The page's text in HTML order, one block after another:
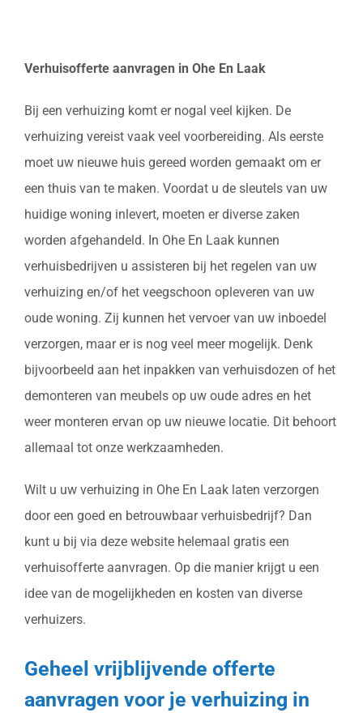
Verhuisofferte aanvragen in Ohe En Laak
Bij een verhuizing komt er nogal veel kijken. De
verhuizing vereist vaak veel voorbereiding. Als eerste
moet uw nieuwe huis gereed worden gemaakt om er
een thuis van te maken. Voordat u de sleutels van uw
huidige woning inlevert, moeten er diverse zaken
worden afgehandeld. In Ohe En Laak kunnen
verhuisbedrijven u assisteren bij het regelen van uw
verhuizing en/of het veegschoon opleveren van uw
oude woning. Zij kunnen het vervoer van uw inboedel
verzorgen, maar er is nog veel meer mogelijk. Denk
bijvoorbeeld aan het inpakken van verhuisdozen of het
demonteren van meubels op uw oude adres en het
weer monteren ervan op uw nieuwe locatie. Dit behoort
allemaal tot onze werkzaamheden.
Wilt u uw verhuizing in Ohe En Laak laten verzorgen
door een goed en betrouwbaar verhuisbedrijf? Dan
kunt u bij via deze website helemaal gratis een
verhuisofferte aanvragen. Op die manier krijgt u een
idee van de mogelijkheden en kosten van diverse
verhuizers.
Geheel vrijblijvende offerte
aanvragen voor je verhuizing in